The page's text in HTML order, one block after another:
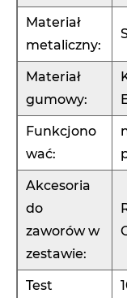
Materiał
metaliczny:
Materiał
gumowy:
Funkcjono
wać:
Akcesoria
do
zaworów w
zestawie:
Test